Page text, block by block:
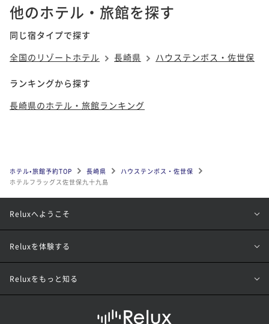
他のホテル・旅館を探す
同じ宿タイプで探す
全国のリゾートホテル
長崎県 ハウステンボス・佐世保
ランキングから探す
長崎県のホテル・旅館ランキング
ホテル•旅館予約TOP 長崎県
ハウステンボス・佐世保
ホテルフラッグス佐世保九十九島
Reluxへようこそ
Reluxを体験する
Reluxをもっと知る